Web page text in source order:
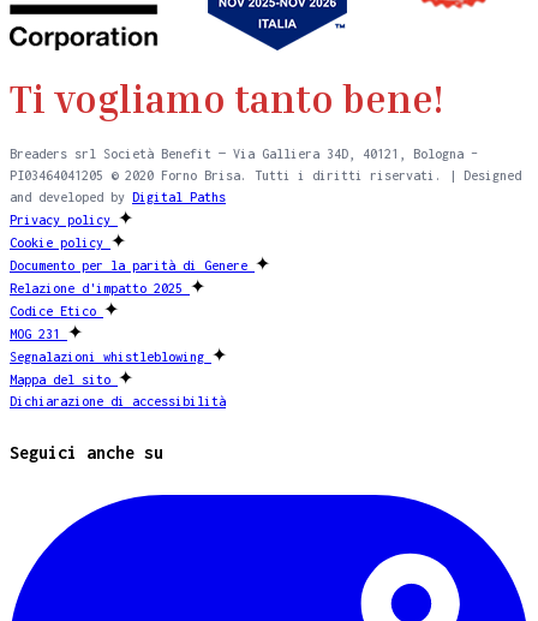
Ti vogliamo tanto bene!
Breaders srl Società Benefit — Via Galliera 34D, 40121, Bologna –
PI03464041205 © 2020 Forno Brisa. Tutti i diritti riservati. | Designed
and developed by Digital Paths
Privacy policy ✦
Cookie policy ✦
Documento per la parità di Genere ✦
Relazione d'impatto 2025 ✦
Codice Etico ✦
MOG 231 ✦
Segnalazioni whistleblowing ✦
Mappa del sito ✦
Dichiarazione di accessibilità
Seguici anche su